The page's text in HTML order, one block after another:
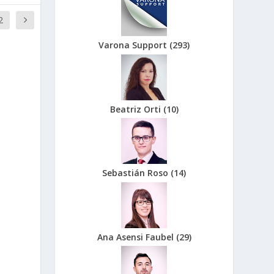
Varona Support (293)
Beatriz Orti (10)
Sebastián Roso (14)
Ana Asensi Faubel (29)